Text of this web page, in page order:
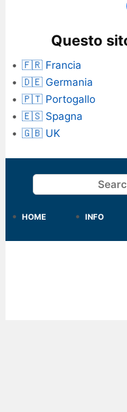
Questo
🇫🇷 Francia
🇩🇪 Germania
🇵🇹 Portogallo
🇪🇸 Spagna
🇬🇧 UK
Cerca
HOME INFO